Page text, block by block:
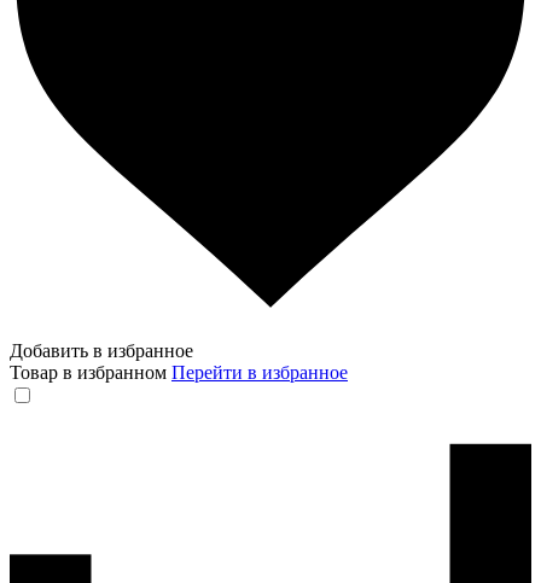
Добавить в избранное
Товар в избранном Перейти в избранное